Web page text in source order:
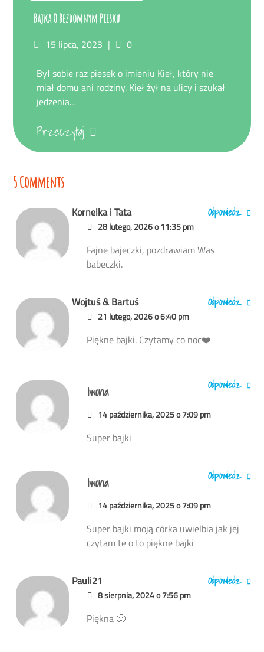
Bajka O Bezdomnym Piesku
Posted15 lipca, 2023 Komentarze
0
Był sobie raz piesek o imieniu Kieł, który nie
miał domu ani rodziny. Kieł żył na ulicy i szukał
jedzenia...
Przeczytaj
5 Comments
Kornelka i Tata
28 lutego, 2026 o 11:35 pm
Fajne bajeczki, pozdrawiam Was
babeczki.
Odpowiedz
Wojtuś & Bartuś
21 lutego, 2026 o 6:40 pm
Piękne bajki. Czytamy co noc❤️
Odpowiedz
Iwona
14 października, 2025 o 7:09 pm
Super bajki
Odpowiedz
Iwona
14 października, 2025 o 7:09 pm
Super bajki moją córka uwielbia jak jej
czytam te o to piękne bajki
Odpowiedz
Pauli21
8 sierpnia, 2024 o 7:56 pm
Piękna 🙂
Odpowiedz